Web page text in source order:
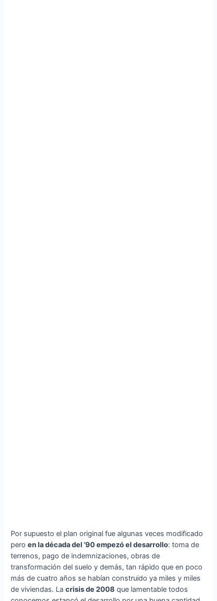
Por supuesto el plan original fue algunas veces modificado
peroen la década del ’90 empezó el desarrollo: toma de
terrenos, pago de indemnizaciones, obras de
transformación del suelo y demás, tan rápido que en poco
más de cuatro años se habían construido ya miles y miles
de viviendas. Lacrisis de 2008 que lamentable todos